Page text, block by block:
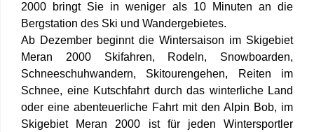
2000 bringt Sie in weniger als 10 Minuten an die
Bergstation des Ski und Wandergebietes.
Ab Dezember beginnt die Wintersaison im Skigebiet
Meran 2000 Skifahren, Rodeln, Snowboarden,
Schneeschuhwandern, Skitourengehen, Reiten im
Schnee, eine Kutschfahrt durch das winterliche Land
oder eine abenteuerliche Fahrt mit den Alpin Bob, im
Skigebiet Meran 2000 ist für jeden Wintersportler